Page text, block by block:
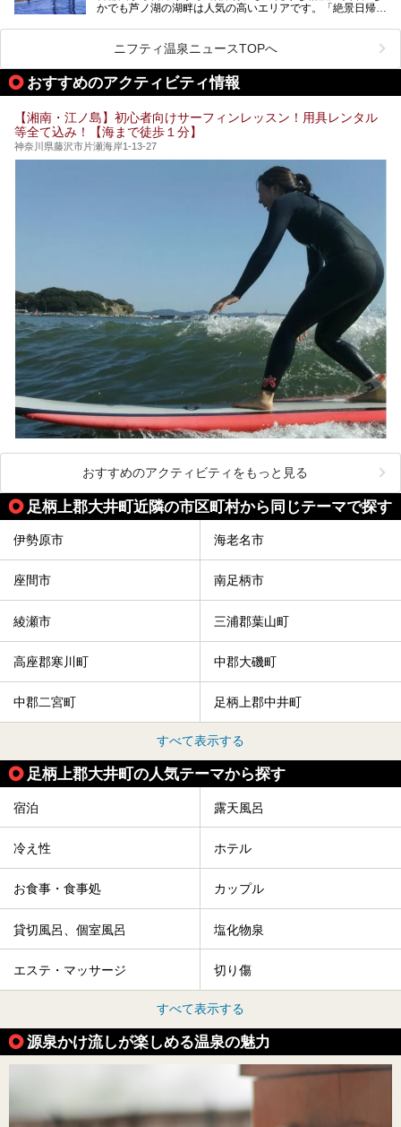
今の気分にぴったりの施設を見つけて、最高のリフレッシュ
に建てた桃源郷のようなホテルがここ。自家源泉の温泉や、
提供元：株式会社西武・プリンスホテルズワールドワイド
【PR】
この記事はザ・プリンス 箱根芦ノ湖のPR記事です。
かでも芦ノ湖の湖畔は人気の高いエリアです。「絶景日帰り
が楽しめるまさに眺望自慢の日帰り温泉。
そしてここは全24室の「箱根 芦ノ湖畔蛸川温泉 龍宮殿」と
して宿泊もできます。宿泊者は「龍宮殿本館」の営業時間に
加えて、朝6時からの宿泊者専用時間帯にも「龍宮殿本館」
のお風呂が利用できます。
今回は日帰り温泉としての「絶景日帰り温泉 龍宮殿本館
（以下、龍宮殿本館）」と、旅館としての「箱根 芦ノ湖畔
蛸川温泉 龍宮殿（以下、龍宮殿）」の両方の魅力をたっぷ
りお伝えします！
ここは箱根神社、九頭龍神社、白龍神社、箱根元宮と箱根の
4つの神社に囲まれたパワースポットです。
提供元：株式会社西武・プリンスホテルズワールドワイド
この記事は箱根 芦ノ湖畔蛸川温泉 龍宮殿のPR記事です。
ニフティ温泉ニュースTOPへ
おすすめのアクティビティ情報
【湘南・江ノ島】初心者向けサーフィンレッスン！用具レンタル
等全て込み！【海まで徒歩１分】
神奈川県藤沢市片瀬海岸1-13-27
おすすめのアクティビティをもっと見る
足柄上郡大井町近隣の市区町村から同じテーマで探す
伊勢原市 海老名市
座間市 南足柄市
綾瀬市 三浦郡葉山町
高座郡寒川町 中郡大磯町
中郡二宮町 足柄上郡中井町
すべて表示する
足柄上郡大井町の人気テーマから探す
宿泊 露天風呂
冷え性 ホテル
お食事・食事処 カップル
貸切風呂、個室風呂 塩化物泉
エステ・マッサージ 切り傷
すべて表示する
源泉かけ流しが楽しめる温泉の魅力